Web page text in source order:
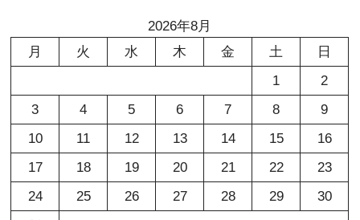
2026年8月
月
火 水 木 金 土
日
1
2
3
4 5 6 7 8
9
10
11 12 13 14 15
16
17
18 19 20 21 22
23
24
25 26 27 28 29
30